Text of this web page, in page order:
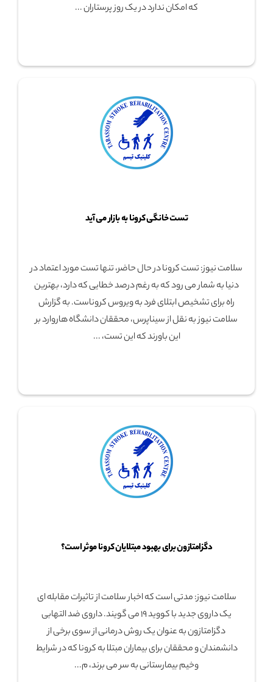
که امکان ندارد در یک روز پرستاران ...
تست خانگی کرونا به بازار می آید
سلامت نیوز: تست کرونا در حال حاضر، تنها تست مورد اعتماد در
دنیا به شمار می رود که به رغم درصد خطایی که دارد، بهترین
راه برای تشخیص ابتلای فرد به ویروس کروناست. به گزارش
سلامت نیوز به نقل از سیناپرس، محققان دانشگاه هاروارد بر
این باورند که این تست، ...
دگزامتازون برای بهبود مبتلایان کرونا موثر است؟
سلامت نیوز: مدتی است که اخبار سلامت از تاثیرات مقابله ای
یک داروی جدید با کووید ۱۹ می گویند. داروی ضد التهابی
دگزامتازون به عنوان یک روش درمانی از سوی برخی از
دانشمندان و محققان برای بیماران مبتلا به کرونا که در شرایط
وخیم بیمارستانی به سر می برند، م...